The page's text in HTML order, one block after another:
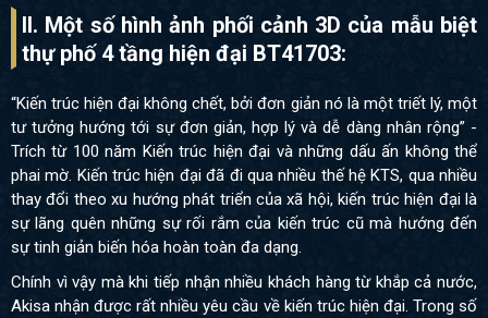
II. Một số hình ảnh phối cảnh 3D của mẫu biệt
thự phố 4 tầng hiện đại BT41703:
“Kiến trúc hiện đại không chết, bởi đơn giản nó là một triết lý, một
tư tưởng hướng tới sự đơn giản, hợp lý và dễ dàng nhân rộng” -
Trích từ 100 năm Kiến trúc hiện đại và những dấu ấn không thể
phai mờ. Kiến trúc hiện đại đã đi qua nhiều thế hệ KTS, qua nhiều
thay đổi theo xu hướng phát triển của xã hội, kiến trúc hiện đại là
sự lãng quên những sự rối rắm của kiến trúc cũ mà hướng đến
sự tinh giản biến hóa hoàn toàn đa dạng.
Chính vì vậy mà khi tiếp nhận nhiều khách hàng từ khắp cả nước,
Akisa nhận được rất nhiều yêu cầu về kiến trúc hiện đại. Trong số